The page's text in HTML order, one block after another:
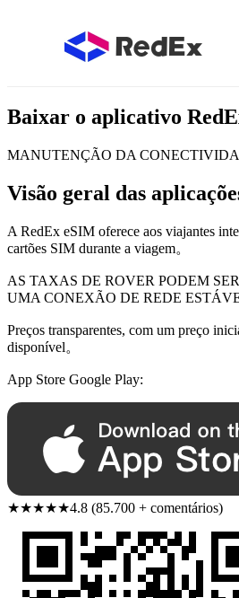
Baixar o aplicativo
MANUTENÇÃO DA
Visão geral das
A RedEx eSIM oferece aos viajantes
cartões SIM durante a viagem。
AS TAXAS DE ROVER PODEM
UMA CONEXÃO DE REDE
Preços transparentes, com um preço
disponível。
App Store Google Play:
★★★★★4.8 (85.700 + comentários)